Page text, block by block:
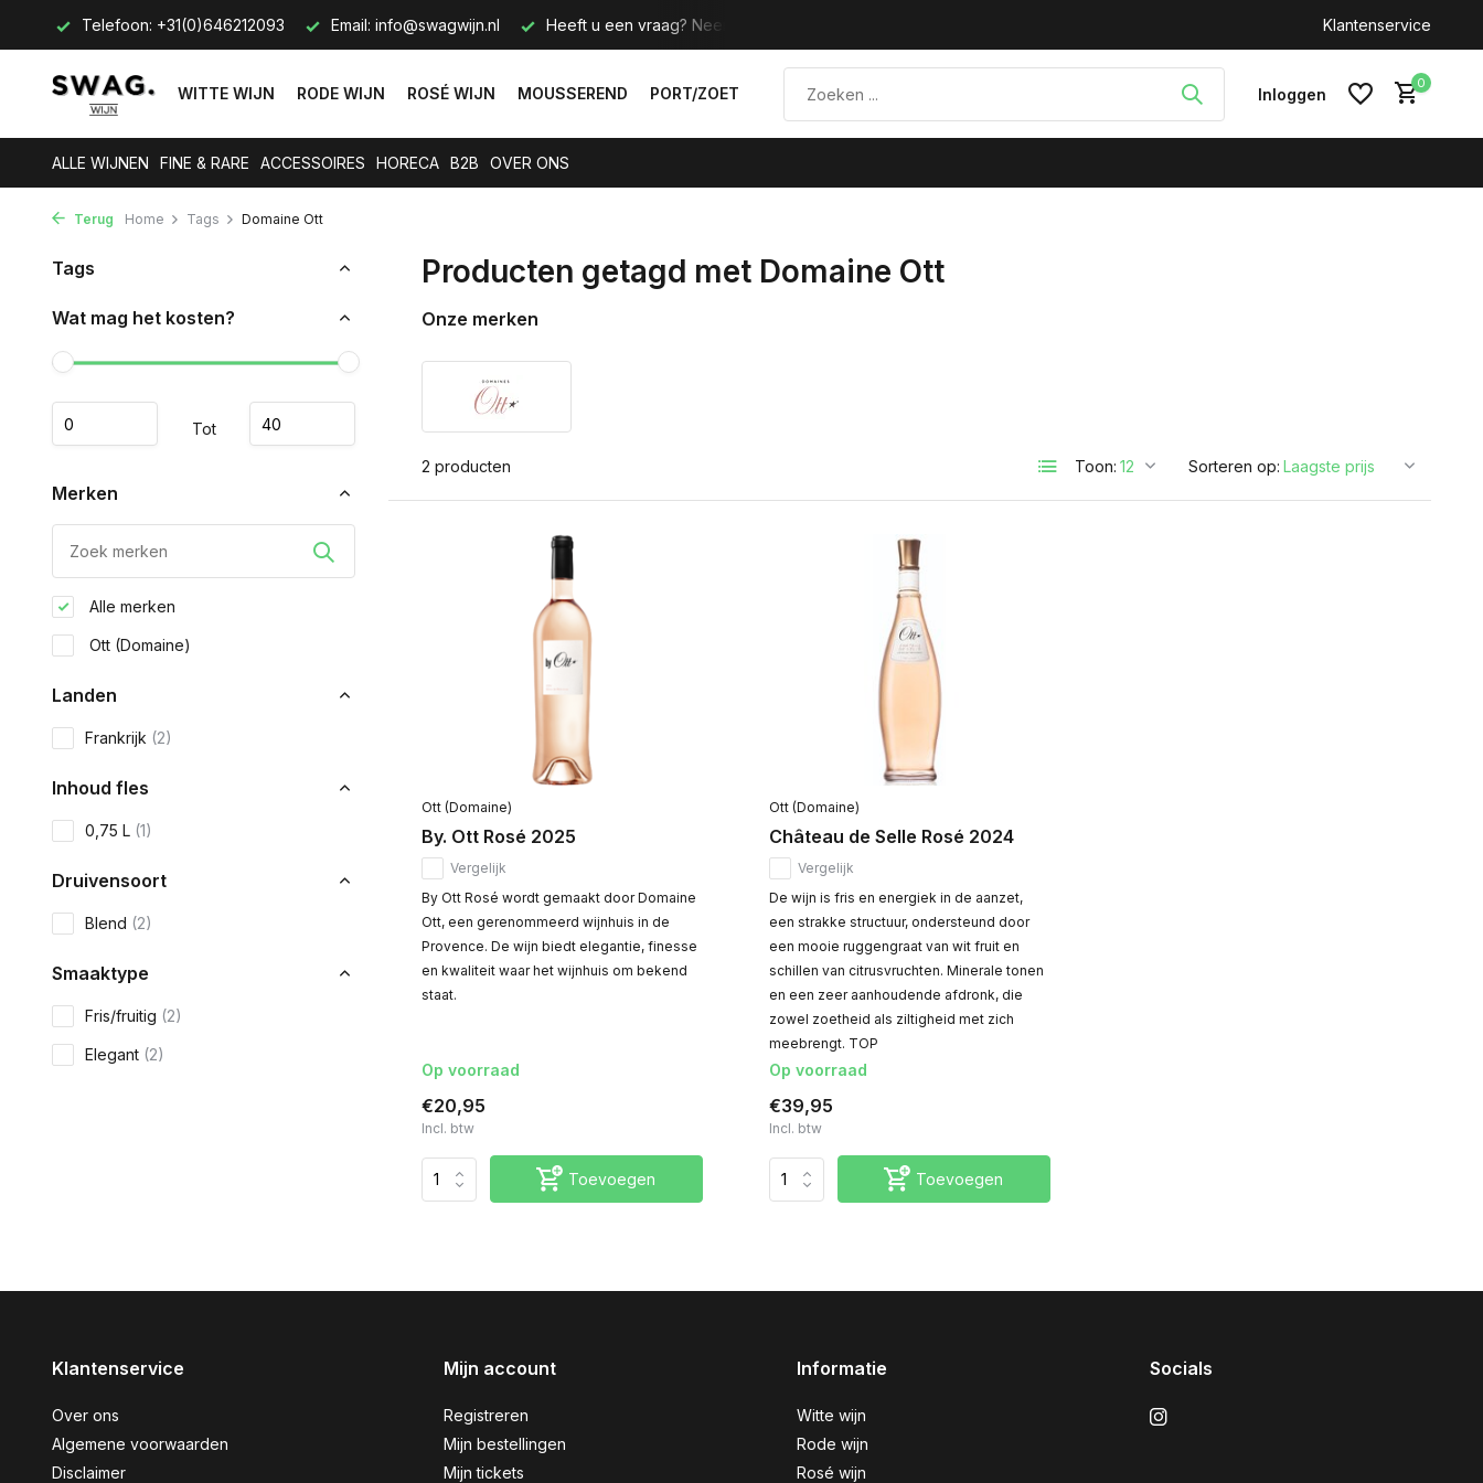
Telefoon: +31(0)646212093 Email: info@swagwijn.nl Heeft u een vraag? Neem contact met ons op. Klantenservice
WITTE WIJN RODE WIJN ROSÉ WIJN MOUSSEREND PORT/ZOET Inloggen
0
ALLE WIJNEN FINE & RARE ACCESSOIRES HORECA B2B OVER ONS
Terug Home Tags Domaine Ott
Tags
Wat mag het kosten?
Tot
Merken
Alle merken
Ott (Domaine)
Landen
Frankrijk (2)
Inhoud fles
0,75 L (1)
Druivensoort
Blend (2)
Smaaktype
Fris/fruitig (2)
Elegant (2)
Producten getagd met Domaine Ott
Onze merken
2 producten Toon: Sorteren op:
Ott (Domaine)
By. Ott Rosé 2025
Vergelijk
By Ott Rosé wordt gemaakt door Domaine
Ott, een gerenommeerd wijnhuis in de
Provence. De wijn biedt elegantie, finesse
en kwaliteit waar het wijnhuis om bekend
staat.
Op voorraad
€20,95
Incl. btw
Toevoegen
Ott (Domaine)
Château de Selle Rosé 2024
Vergelijk
De wijn is fris en energiek in de aanzet,
een strakke structuur, ondersteund door
een mooie ruggengraat van wit fruit en
schillen van citrusvruchten. Minerale tonen
en een zeer aanhoudende afdronk, die
zowel zoetheid als ziltigheid met zich
meebrengt. TOP
Op voorraad
€39,95
Incl. btw
Toevoegen
Klantenservice
Over ons
Algemene voorwaarden
Disclaimer
Mijn account
Registreren
Mijn bestellingen
Mijn tickets
Informatie
Witte wijn
Rode wijn
Rosé wijn
Socials